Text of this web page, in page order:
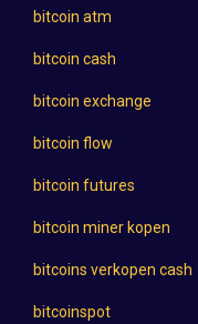
bitcoin atm
bitcoin cash
bitcoin exchange
bitcoin flow
bitcoin futures
bitcoin miner kopen
bitcoins verkopen cash
bitcoinspot